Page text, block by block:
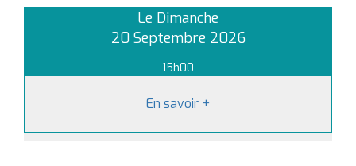
Le Dimanche
20 Septembre 2026
15h00
En savoir +